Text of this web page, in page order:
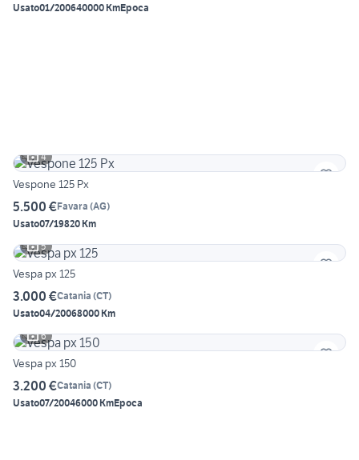
Usato01/200640000 KmEpoca
4
Vespone 125 Px
5.500 €Favara (AG)
Usato07/19820 Km
5
Vespa px 125
3.000 €Catania (CT)
Usato04/20068000 Km
6
Vespa px 150
3.200 €Catania (CT)
Usato07/20046000 KmEpoca